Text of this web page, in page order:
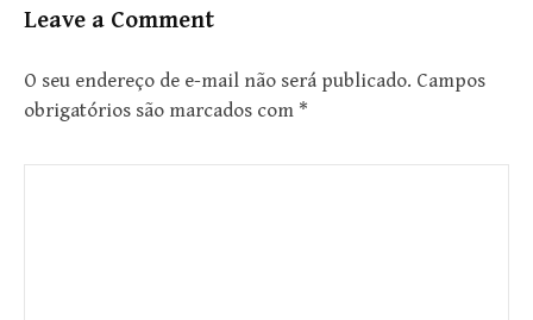
Leave a Comment
O seu endereço de e-mail não será publicado. Campos
obrigatórios são marcados com *